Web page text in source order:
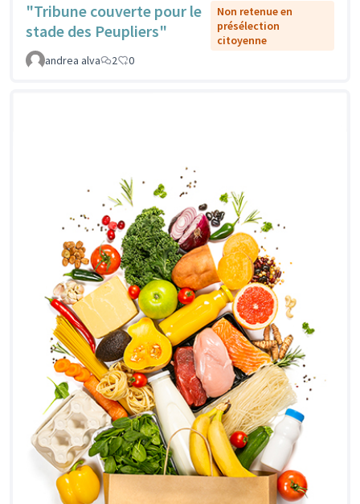
"Tribune couverte pour le
stade des Peupliers"
Non retenue en
présélection
citoyenne
andrea alva
2 0